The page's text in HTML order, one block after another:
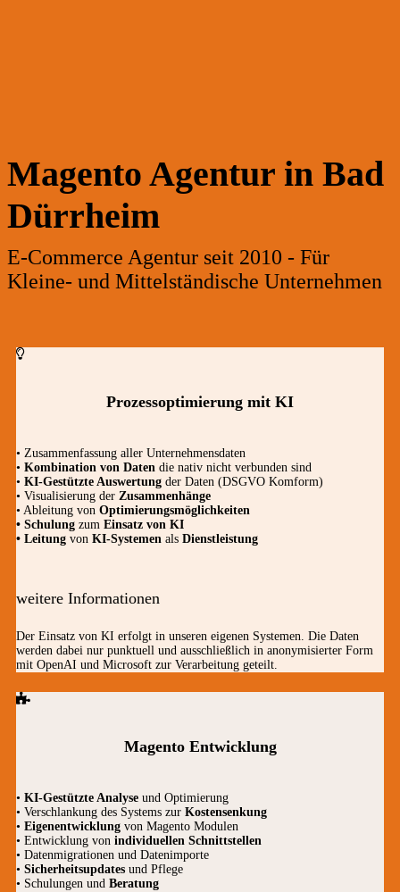
Magento Agentur in Bad
Dürrheim
E-Commerce Agentur seit 2010 - Für
Kleine- und Mittelständische Unternehmen
Prozessoptimierung mit KI
• Zusammenfassung aller Unternehmensdaten
• Kombination von Daten die nativ nicht verbunden sind
• KI-Gestützte Auswertung der Daten (DSGVO Komform)
• Visualisierung der Zusammenhänge
• Ableitung von Optimierungsmöglichkeiten
• Schulung zum Einsatz von KI
• Leitung von KI-Systemen als Dienstleistung
weitere Informationen
Der Einsatz von KI erfolgt in unseren eigenen Systemen. Die Daten
werden dabei nur punktuell und ausschließlich in anonymisierter Form
mit OpenAI und Microsoft zur Verarbeitung geteilt.
Magento Entwicklung
• KI-Gestützte Analyse und Optimierung
• Verschlankung des Systems zur Kostensenkung
• Eigenentwicklung von Magento Modulen
• Entwicklung von individuellen Schnittstellen
• Datenmigrationen und Datenimporte
• Sicherheitsupdates und Pflege
• Schulungen und Beratung